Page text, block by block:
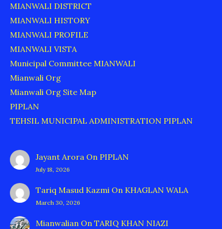
MIANWALI DISTRICT
MIANWALI HISTORY
MIANWALI PROFILE
MIANWALI VISTA
Municipal Committee MIANWALI
Mianwali Org
Mianwali Org Site Map
PIPLAN
TEHSIL MUNICIPAL ADMINISTRATION PIPLAN
Jayant Arora On PIPLAN
July 18, 2026
Tariq Masud Kazmi On KHAGLAN WALA
March 30, 2026
Mianwalian On TARIQ KHAN NIAZI